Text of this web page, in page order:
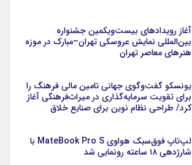
آغاز رویدادهای بیست‌ویکمین جشنواره
بین‌المللی نمایش عروسکی تهران–مبارک در موزه
هنرهای معاصر تهران
یونسکو گفت‌وگوی جهانی تامین مالی فرهنگ را
برای تقویت سرمایه‌گذاری در میراث‌فرهنگی آغاز
کرد/ طراحی نظام نوین برای صنایع خلاق
لپ‌تاپ فوق‌سبک هواوی MateBook Pro S با
شارژدهی ۱۸ ساعته رونمایی شد